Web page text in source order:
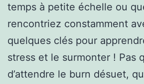
temps à petite échelle ou
rencontriez constamment
quelques clés pour
stress et le surmonter ! Pas
d’attendre le burn désuet,